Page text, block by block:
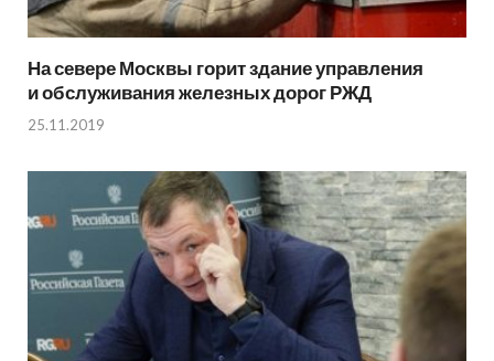
На севере Москвы горит здание управления
и обслуживания железных дорог РЖД
25.11.2019